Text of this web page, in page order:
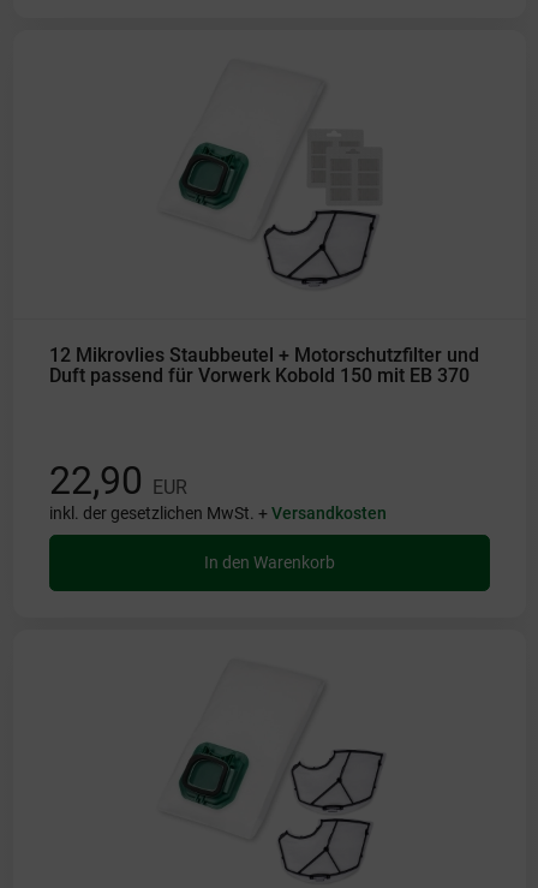
12 Mikrovlies Staubbeutel + Motorschutzfilter und
Duft passend für Vorwerk Kobold 150 mit EB 370
22,90 EUR
inkl. der gesetzlichen MwSt. +Versandkosten
In den Warenkorb